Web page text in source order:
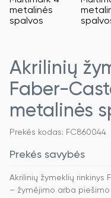
Akrilinių
Faber-
metalinės
Prekės kodas: FC860044
Prekės savybės
Akrilinių žymeklių
– žymėjimo arba